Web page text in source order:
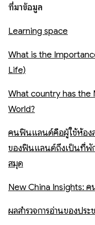
ที่มาข้อมูล
Learning space
What is the
Life)
What country has the
World?
คนฟินแลนด์คือผู้ใช้ห้องส
ของฟินแลนด์ถึงเป็นที่พั
สมุด
New China Insights: ค
ผลสำรวจการอ่านของประ